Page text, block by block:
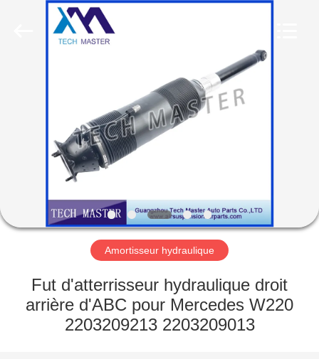
PRODUITS
VIDÉOS
À
NOUS
Amortisseur hydraulique
Fut d'atterrisseur hydraulique droit
arrière d'ABC pour Mercedes W220
2203209213 2203209013